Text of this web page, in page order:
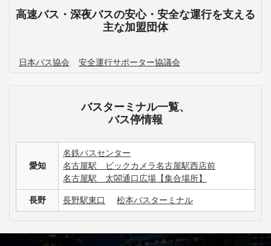
高速バス・深夜バスの安心・安全な運行を支える
主な加盟団体
日本バス協会 安全運行サポーター協議会
バスターミナル一覧、
バス停情報
愛知
名鉄バスセンター
名古屋駅 ビックカメラ名古屋駅西店前
名古屋駅 太閤通口広場【集合場所】
長野 長野駅東口 松本バスターミナル